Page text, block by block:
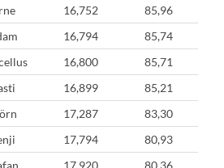
16,752
85,96
16,794
85,74
16,800
85,71
16,899
85,21
17,287
83,30
17,794
80,93
17,920
80,36